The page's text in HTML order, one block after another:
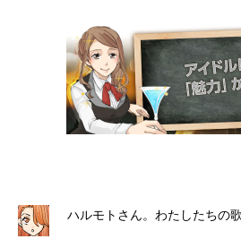
ハルモトさん。わたしたちの